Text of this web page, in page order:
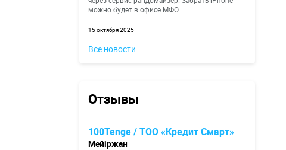
можно будет в офисе МФО.
15 октября 2025
Все новости
Отзывы
100Tenge / ТОО «Кредит Смарт»
Мейіржан